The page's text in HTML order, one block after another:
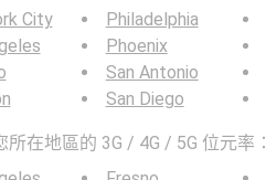
City
Philadelphia
Phoenix
San Antonio
San Diego
所在地區的 3G / 4G / 5G 位元率：